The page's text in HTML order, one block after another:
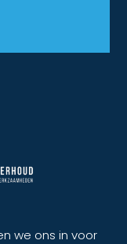
we ons in voor